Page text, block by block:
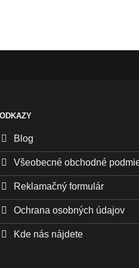
ODKAZY
Blog
Všeobecné obchodné
Reklamačný formulár
Ochrana osobných údajov
Kde nás nájdete